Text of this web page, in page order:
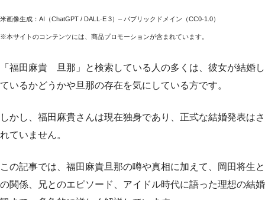
米画像生成：AI（ChatGPT / DALL·E 3）– パブリックドメイン（CC0-1.0）
※本サイトのコンテンツには、商品プロモーションが含まれています。
「福田麻貴 旦那」と検索している人の多くは、彼女が結婚し
ているかどうかや旦那の存在を気にしている方です。
しかし、福田麻貴さんは現在独身であり、正式な結婚発表はさ
れていません。
この記事では、福田麻貴旦那の噂や真相に加えて、岡田将生と
の関係、兄とのエピソード、アイドル時代に語った理想の結婚